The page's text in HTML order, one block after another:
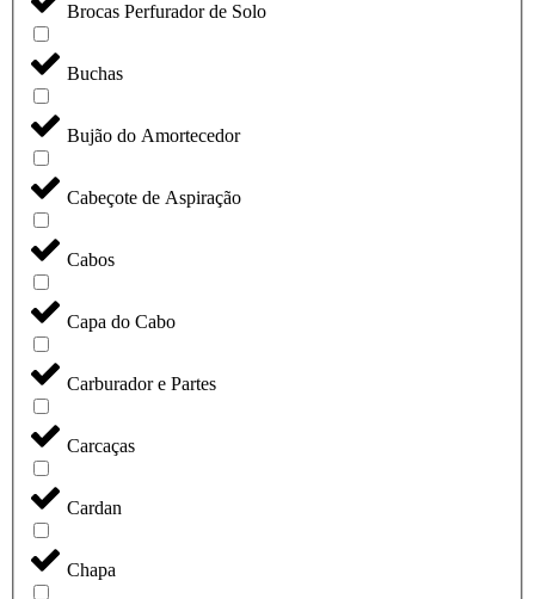
Brocas Perfurador de Solo
Buchas
Bujão do Amortecedor
Cabeçote de Aspiração
Cabos
Capa do Cabo
Carburador e Partes
Carcaças
Cardan
Chapa